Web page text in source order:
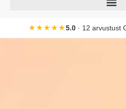
★★★★★5.0· 12 arvustust